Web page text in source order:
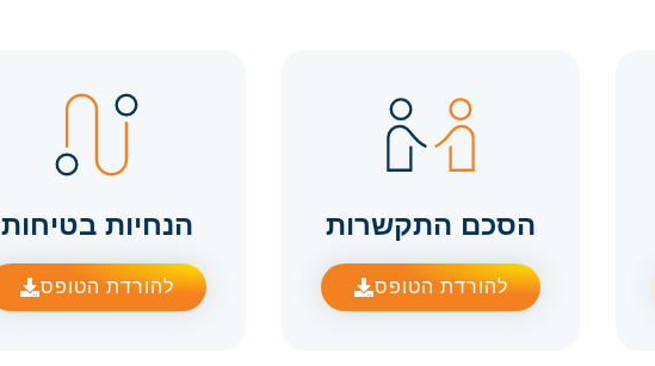
הסכם התקשרות
להורדת הטופס
הנחיות בטיחות
להורדת הטופס